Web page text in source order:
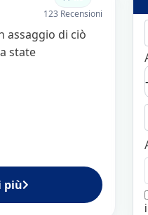
123 Recensioni
assaggio di ciò
state
più